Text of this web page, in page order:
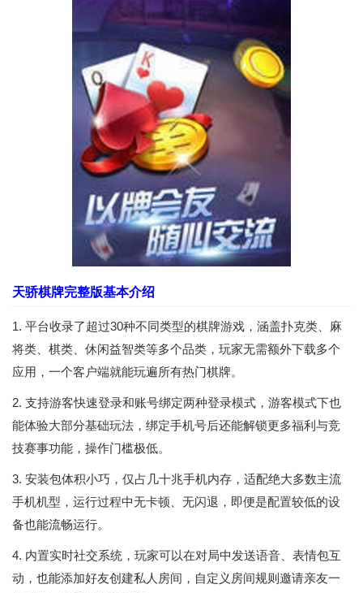
天骄棋牌完整版基本介绍
1. 平台收录了超过30种不同类型的棋牌游戏，涵盖扑克类、麻
将类、棋类、休闲益智类等多个品类，玩家无需额外下载多个
应用，一个客户端就能玩遍所有热门棋牌。
2. 支持游客快速登录和账号绑定两种登录模式，游客模式下也
能体验大部分基础玩法，绑定手机号后还能解锁更多福利与竞
技赛事功能，操作门槛极低。
3. 安装包体积小巧，仅占几十兆手机内存，适配绝大多数主流
手机机型，运行过程中无卡顿、无闪退，即便是配置较低的设
备也能流畅运行。
4. 内置实时社交系统，玩家可以在对局中发送语音、表情包互
动，也能添加好友创建私人房间，自定义房间规则邀请亲友一